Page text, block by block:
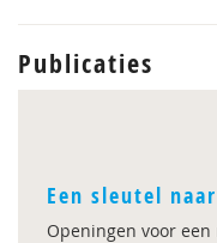
Publicaties
Een sleutel
Openingen voor